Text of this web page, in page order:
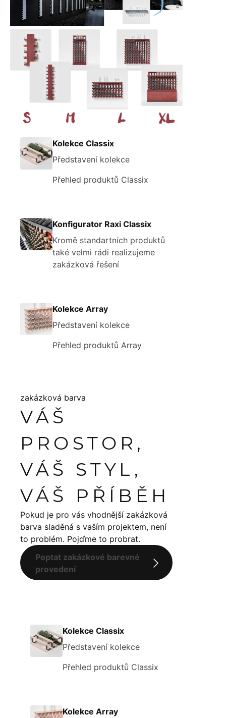
Kolekce Classix
Představení kolekce
Přehled produktů Classix
Konfigurator Raxi Classix
Kromě standartních produktů
také velmi rádi realizujeme
zakázková řešení
Kolekce Array
Představení kolekce
Přehled produktů Array
zakázková barva
VÁŠ
PROSTOR,
VÁŠ STYL,
VÁŠ PŘÍBĚH
Pokud je pro vás vhodnější zakázková
barva sladěná s vaším projektem, není
to problém. Pojďme to probrat.
Poptat zakázkové barevné
provedení
Kolekce Classix
Představení kolekce
Přehled produktů Classix
Kolekce Array